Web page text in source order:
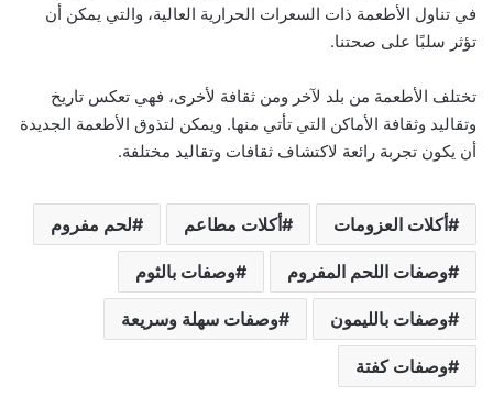
في تناول الأطعمة ذات السعرات الحرارية العالية، والتي يمكن أن
تؤثر سلبًا على صحتنا.
تختلف الأطعمة من بلد لآخر ومن ثقافة لأخرى، فهي تعكس تاريخ
وتقاليد وثقافة الأماكن التي تأتي منها. ويمكن لتذوق الأطعمة الجديدة
أن يكون تجربة رائعة لاكتشاف ثقافات وتقاليد مختلفة.
أكلات العزومات أكلات مطاعم لحم مفروم
وصفات اللحم المفروم وصفات بالثوم
وصفات بالليمون وصفات سهلة وسريعة
وصفات كفتة